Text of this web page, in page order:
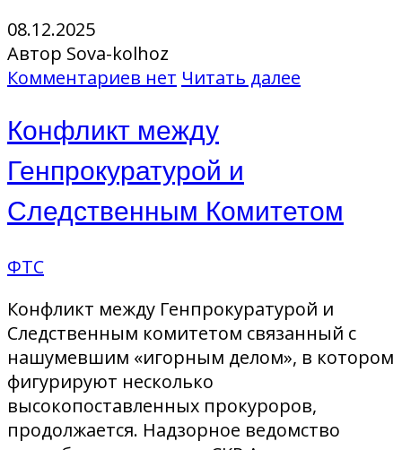
08.12.2025
Автор Sova-kolhoz
Комментариев нет Читать далее
Конфликт между
Генпрокуратурой и
Следственным Комитетом
ФТС
Конфликт между Генпрокуратурой и
Следственным комитетом связанный с
нашумевшим «игорным делом», в котором
фигурируют несколько
высокопоставленных прокуроров,
продолжается. Надзорное ведомство